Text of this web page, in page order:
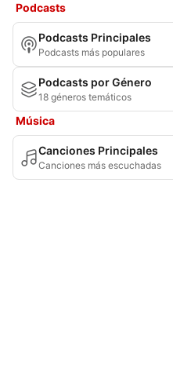
Podcasts
Podcasts Principales
Podcasts más populares
Podcasts por Género
18 géneros temáticos
Música
Canciones Principales
Canciones más escuchadas